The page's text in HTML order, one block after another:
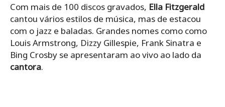
Com mais de 100 discos gravados, Ella Fitzgerald
cantou vários estilos de música, mas de estacou
com o jazz e baladas. Grandes nomes como como
Louis Armstrong, Dizzy Gillespie, Frank Sinatra e
Bing Crosby se apresentaram ao vivo ao lado da
cantora.